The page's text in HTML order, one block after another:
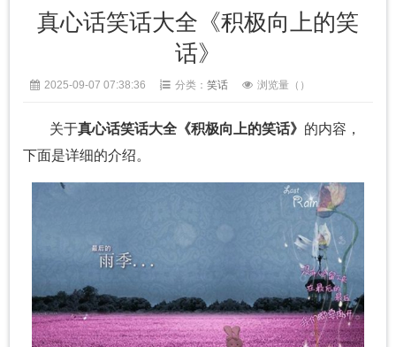
真心话笑话大全《积极向上的笑
话》
2025-09-07 07:38:36 分类： 笑话 浏览量（ ）
关于真心话笑话大全《积极向上的笑话》 的内容，
下面是详细的介绍。